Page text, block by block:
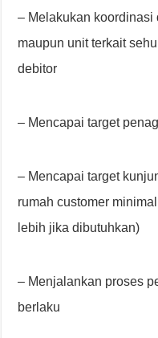
– Melakukan
maupun unit terkait
debitor
– Mencapai target
– Mencapai target
rumah customer
lebih jika dibutuhkan)
– Menjalankan proses
berlaku